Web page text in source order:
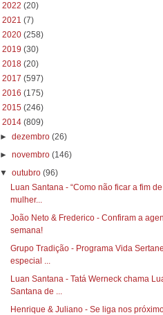
2022 (20)
2021 (7)
2020 (258)
2019 (30)
2018 (20)
2017 (597)
2016 (175)
2015 (246)
2014 (809)
►dezembro(26)
►novembro(146)
▼outubro(96)
Luan Santana - “Como não ficar a fim
mulher...
João Neto & Frederico - Confiram a
semana!
Grupo Tradição - Programa Vida
especial ...
Luan Santana - Tatá Werneck chama
Santana de ...
Henrique & Juliano - Se liga nos